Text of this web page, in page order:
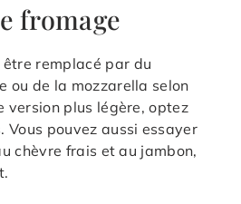
fromage
remplacé par du
ou de la mozzarella selon
version plus légère, optez
Vous pouvez aussi essayer
chèvre frais et au jambon,